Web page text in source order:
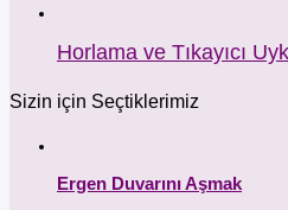
Horlama ve Tıkayıcı
Sizin için Seçtiklerimiz
Ergen Duvarını Aşmak